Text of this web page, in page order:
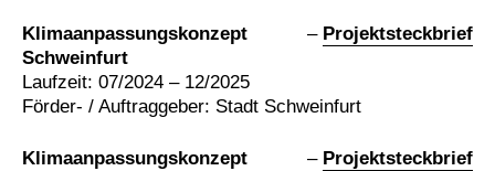
Klimaanpassungskonzept
Schweinfurt
– Projektsteckbrief
Laufzeit: 07/2024 – 12/2025
Förder- / Auftraggeber: Stadt Schweinfurt
Klimaanpassungskonzept
– Projektsteckbrief